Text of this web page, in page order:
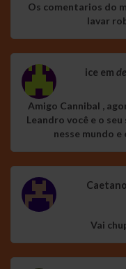
Os comentarios do
lavar
ice em
Amigo Cannibal ,
Leandro você e o
nesse mundo
Vai